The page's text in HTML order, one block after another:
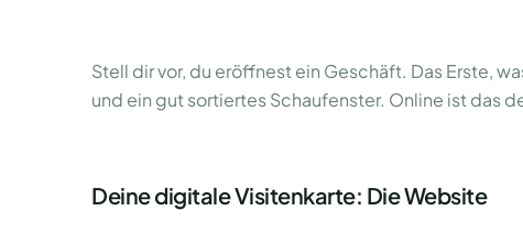
Stell dir vor, du eröffnest ein Geschäft. Das Erste,
und ein gut sortiertes Schaufenster. Online ist das
Deine digitale Visitenkarte: Die Website